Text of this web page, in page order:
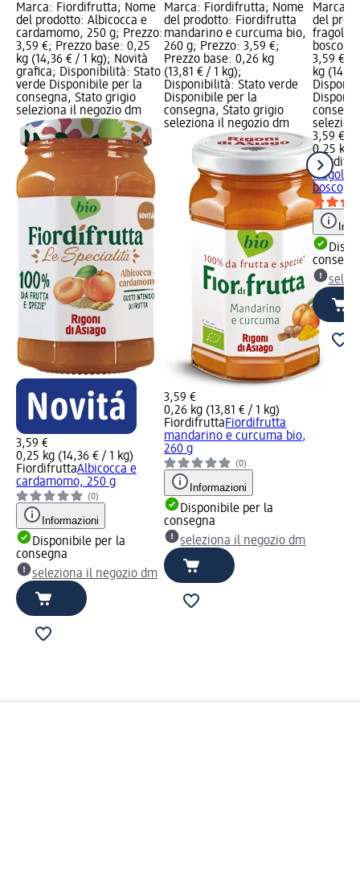
Marca: Fiordifrutta; Nome
del prodotto: Albicocca e
cardamomo, 250 g; Prezzo:
3,59 €; Prezzo base: 0,25
kg (14,36 € / 1 kg); Novità
grafica; Disponibilità: Stato
verde Disponibile per la
consegna, Stato grigio
seleziona il negozio dm
3,59 €
0,25 kg (14,36 € / 1 kg)
FiordifruttaAlbicocca e
cardamomo, 250 g
(0)
Informazioni
Disponibile per la
consegna
seleziona il negozio dm
Marca: Fiordifrutta; Nome
del prodotto: Fiordifrutta
mandarino e curcuma bio,
260 g; Prezzo: 3,59 €;
Prezzo base: 0,26 kg
(13,81 € / 1 kg);
Disponibilità: Stato verde
Disponibile per la
consegna, Stato grigio
seleziona il negozio dm
3,59 €
0,26 kg (13,81 € / 1 kg)
FiordifruttaFiordifrutta
mandarino e curcuma bio,
260 g
(0)
Informazioni
Disponibile per la
consegna
seleziona il negozio dm
Marca:
del
fragole
bosco,
3,59 €;
kg
3,59 €
0,25 kg
fragole
bosco,